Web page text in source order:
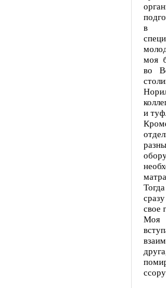
в
моя
во
и
свое
Моя